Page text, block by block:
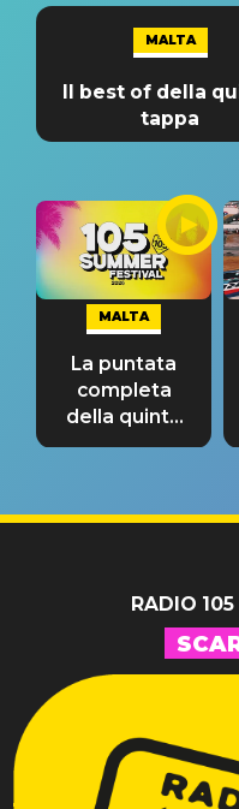
MALTA
Il best of della
tappa
MALTA
La puntata
completa
della quinta
tappa
RADIO